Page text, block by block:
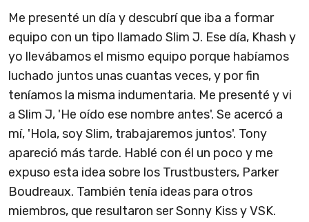
Me presenté un día y descubrí que iba a formar
equipo con un tipo llamado Slim J. Ese día, Khash y
yo llevábamos el mismo equipo porque habíamos
luchado juntos unas cuantas veces, y por fin
teníamos la misma indumentaria. Me presenté y vi
a Slim J, 'He oído ese nombre antes'. Se acercó a
mí, 'Hola, soy Slim, trabajaremos juntos'. Tony
apareció más tarde. Hablé con él un poco y me
expuso esta idea sobre los Trustbusters, Parker
Boudreaux. También tenía ideas para otros
miembros, que resultaron ser Sonny Kiss y VSK.